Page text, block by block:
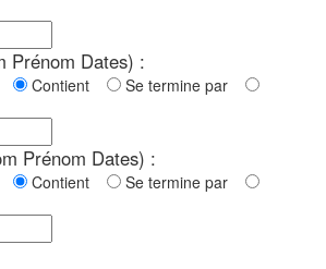
Prénom Dates) :
Contient
Se termine par
Prénom Dates) :
Contient
Se termine par